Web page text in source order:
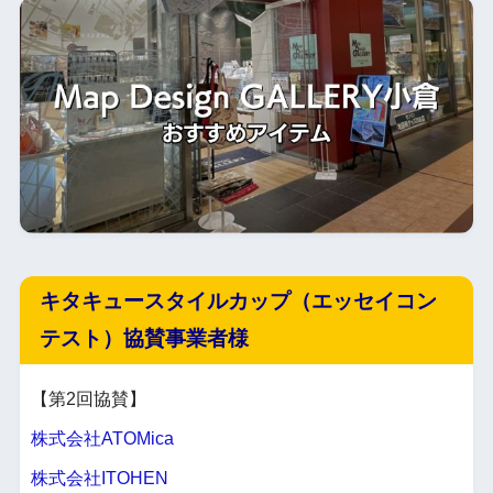
キタキュースタイルカップ（エッセイコン
テスト）協賛事業者様
【第2回協賛】
株式会社ATOMica
株式会社ITOHEN